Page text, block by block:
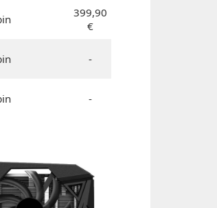
399,90
€
-
-